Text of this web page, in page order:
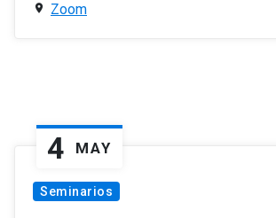
Zoom
4 MAY
Seminarios